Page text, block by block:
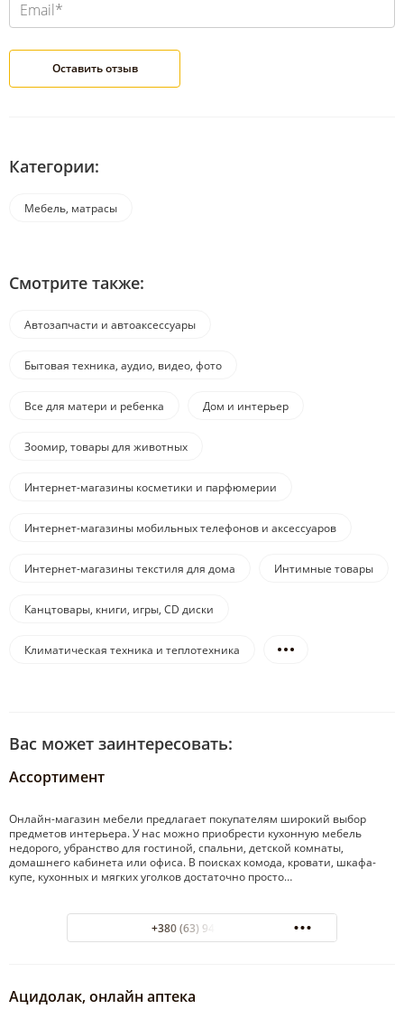
Категории:
Мебель, матрасы
Смотрите также:
Автозапчасти и автоаксессуары
Бытовая техника, аудио, видео, фото
Все для матери и ребенка Дом и интерьер
Зоомир, товары для животных
Интернет-магазины косметики и парфюмерии
Интернет-магазины мобильных телефонов и аксессуаров
Интернет-магазины текстиля для дома Интимные товары
Канцтовары, книги, игры, CD диски
Климатическая техника и теплотехника
Вас может заинтересовать:
Ассортимент
Онлайн-магазин мебели предлагает покупателям широкий выбор
предметов интерьера. У нас можно приобрести кухонную мебель
недорого, убранство для гостиной, спальни, детской комнаты,
домашнего кабинета или офиса. В поисках комода, кровати, шкафа-
купе, кухонных и мягких уголков достаточно просто…
+380 (63) 949-80-80
Ацидолак, онлайн аптека